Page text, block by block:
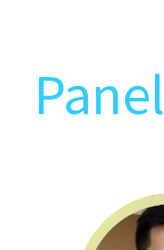
Panel